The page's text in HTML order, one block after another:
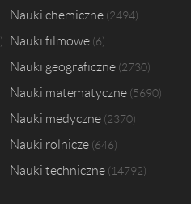
Nauki chemiczne 2494
Nauki filmowe 6
Nauki geograficzne 2730
Nauki matematyczne 5690
Nauki medyczne 2370
Nauki rolnicze 646
Nauki techniczne 14792